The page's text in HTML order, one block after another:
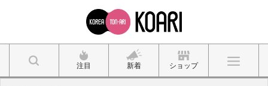
注目 新着 ショップ